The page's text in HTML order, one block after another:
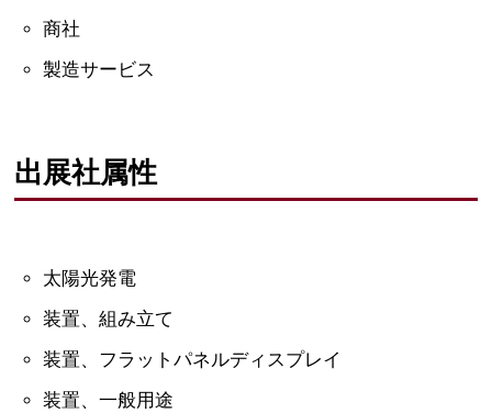
商社
製造サービス
出展社属性
太陽光発電
装置、組み立て
装置、フラットパネルディスプレイ
装置、一般用途